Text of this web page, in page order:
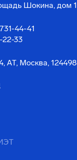
Шокина, дом 1
44-41
22-33
АТ, Москва, 124498